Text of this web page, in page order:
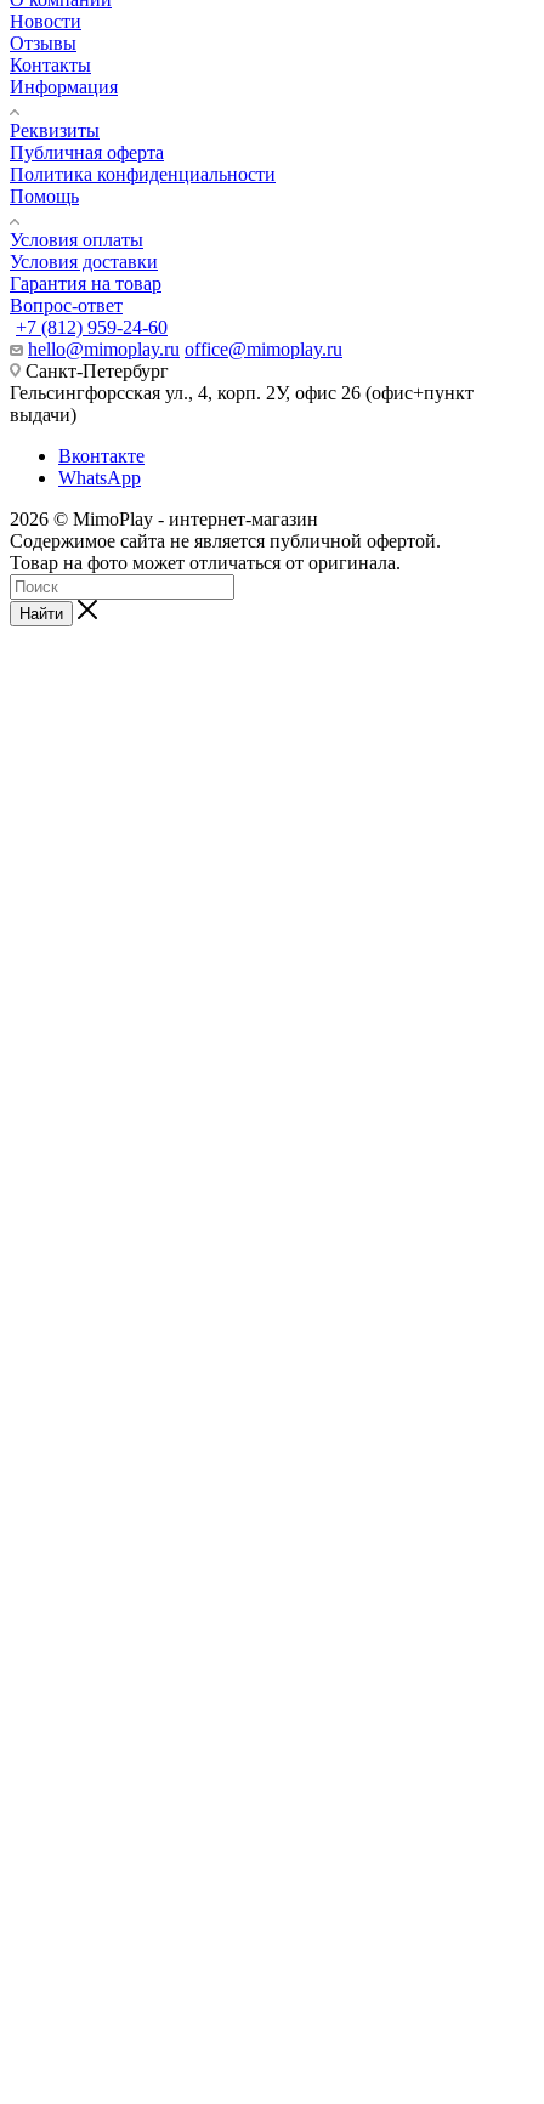
Новости
Отзывы
Контакты
Информация
Реквизиты
Публичная оферта
Политика конфиденциальности
Помощь
Условия оплаты
Условия доставки
Гарантия на товар
Вопрос-ответ
+7 (812) 959-24-60
hello@mimoplay.ru office@mimoplay.ru
Санкт-Петербург
Гельсингфорсская ул., 4, корп. 2У, офис 26 (офис+пункт
выдачи)
Вконтакте
WhatsApp
2026 © MimoPlay - интернет-магазин
Содержимое сайта не является публичной офертой.
Товар на фото может отличаться от оригинала.
Найти